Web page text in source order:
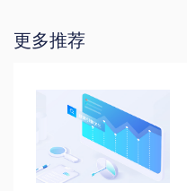
更多推荐